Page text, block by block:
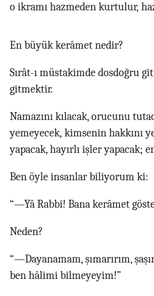
o ikramı hazmeden kurtulur,
En büyük kerâmet nedir?
Sırât-ı müstakimde dosdoğru
gitmektir.
Namazını kılacak, orucunu
yemeyecek, kimsenin hakkını
yapacak, hayırlı işler yapacak;
Ben öyle insanlar biliyorum ki:
“—Yâ Rabbi! Bana kerâmet
Neden?
“—Dayanamam, şımarırım,
ben hâlimi bilmeyeyim!”